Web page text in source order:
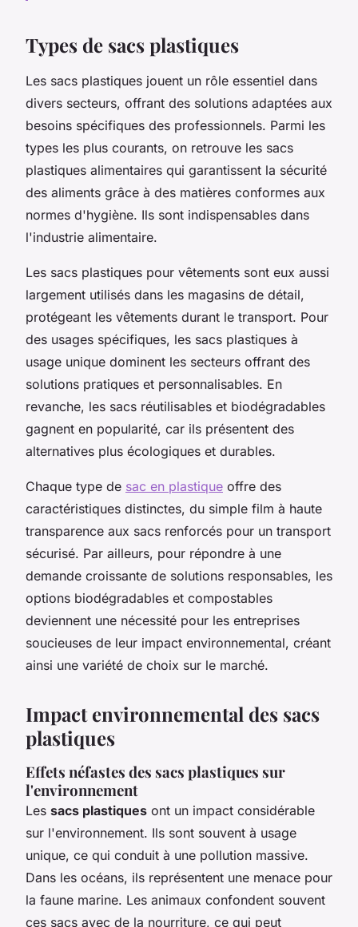
Types de sacs plastiques
Les sacs plastiques jouent un rôle essentiel dans
divers secteurs, offrant des solutions adaptées aux
besoins spécifiques des professionnels. Parmi les
types les plus courants, on retrouve les sacs
plastiques alimentaires qui garantissent la sécurité
des aliments grâce à des matières conformes aux
normes d'hygiène. Ils sont indispensables dans
l'industrie alimentaire.
Les sacs plastiques pour vêtements sont eux aussi
largement utilisés dans les magasins de détail,
protégeant les vêtements durant le transport. Pour
des usages spécifiques, les sacs plastiques à
usage unique dominent les secteurs offrant des
solutions pratiques et personnalisables. En
revanche, les sacs réutilisables et biodégradables
gagnent en popularité, car ils présentent des
alternatives plus écologiques et durables.
Chaque type de sac en plastique offre des
caractéristiques distinctes, du simple film à haute
transparence aux sacs renforcés pour un transport
sécurisé. Par ailleurs, pour répondre à une
demande croissante de solutions responsables, les
options biodégradables et compostables
deviennent une nécessité pour les entreprises
soucieuses de leur impact environnemental, créant
ainsi une variété de choix sur le marché.
Impact environnemental des sacs
plastiques
Effets néfastes des sacs plastiques sur
l'environnement
Les sacs plastiques ont un impact considérable
sur l'environnement. Ils sont souvent à usage
unique, ce qui conduit à une pollution massive.
Dans les océans, ils représentent une menace pour
la faune marine. Les animaux confondent souvent
ces sacs avec de la nourriture, ce qui peut